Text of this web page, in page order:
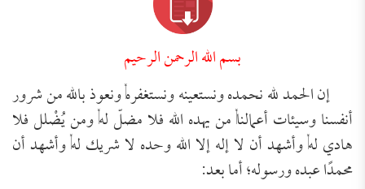
بسم الله الرحمن الرحيم
إن الحمد لله نحمده ونستعينه ونستغفره, ونعوذ بالله من شرور
أنفسنا وسيئات أعمالنا, من يهده الله فلا مضلّ له, ومن يُضْلل فلا
هادي له, وأشهد أن لا إله إلا الله وحده لا شريك له, وأشهد أن
محمدًا عبده ورسوله؛ أما بعد: